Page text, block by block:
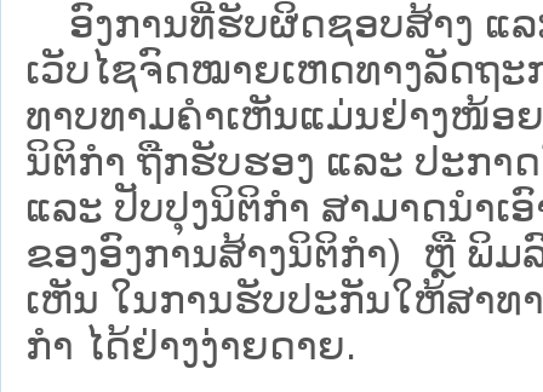
ອົງການທີ່ຮັບຜິດຊອບສ້າງ ແລ
ເວັບ​ໄຊຈົດໝາຍເຫດທາງລັດຖະ
ທາບທາມຄໍາເຫັນແມ່ນຢ່າງໜ້ອ
ນິຕິກໍາ ຖືກຮັບຮອງ ແລະ ປະກາ
ແລະ ປັບປຸງນິຕິກໍາ ສາມາດນຳເ
ຂອງອົງການສ້າງນິຕິກຳ) ຫຼື ພິມ
ເຫັນ ໃນການຮັບປະກັນໃຫ້ສາທ
ກຳ ໄດ້ຢ່າງງ່າຍດາຍ.